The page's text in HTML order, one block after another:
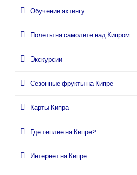
Обучение яхтингу
Полеты на самолете над Кипром
Экскурсии
Сезонные фрукты на Кипре
Карты Кипра
Где теплее на Кипре?
Интернет на Кипре